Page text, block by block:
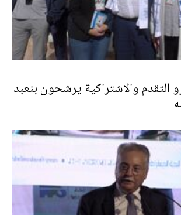
التقدم والاشتراكية يرشحون بنعبد